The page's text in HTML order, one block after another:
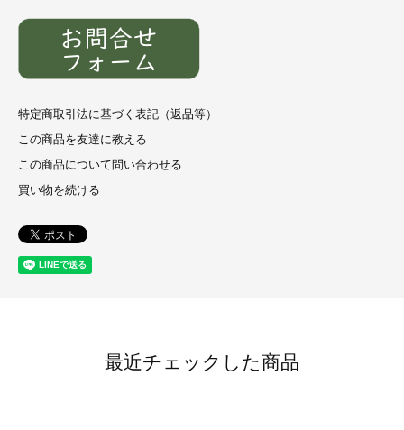
特定商取引法に基づく表記（返品等）
この商品を友達に教える
この商品について問い合わせる
買い物を続ける
最近チェックした商品